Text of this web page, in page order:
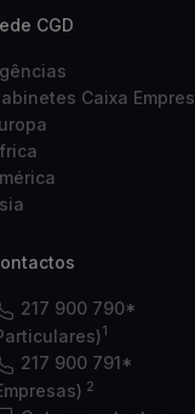
CGD
Caixa
217 900 790*
1
217 900 791*
2